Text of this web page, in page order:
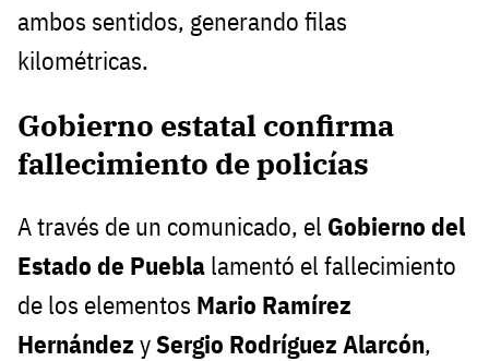
ambos sentidos, generando filas
kilométricas.
Gobierno estatal confirma
fallecimiento de policías
A través de un comunicado, el Gobierno del
Estado de Puebla lamentó el fallecimiento
de los elementos Mario Ramírez
Hernández ySergio Rodríguez Alarcón,